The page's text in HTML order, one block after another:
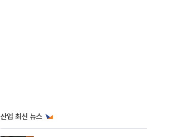
산업 최신 뉴스